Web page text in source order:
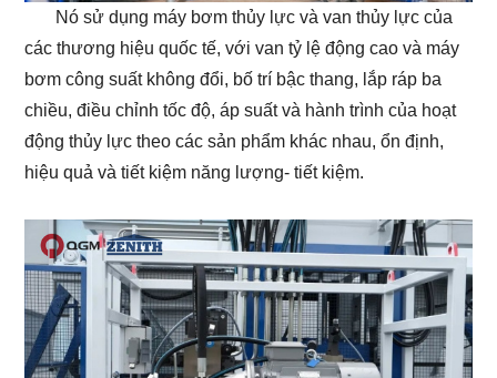
Nó sử dụng máy bơm thủy lực và van thủy lực của
các thương hiệu quốc tế, với van tỷ lệ động cao và máy
bơm công suất không đổi, bố trí bậc thang, lắp ráp ba
chiều, điều chỉnh tốc độ, áp suất và hành trình của hoạt
động thủy lực theo các sản phẩm khác nhau, ổn định,
hiệu quả và tiết kiệm năng lượng- tiết kiệm.